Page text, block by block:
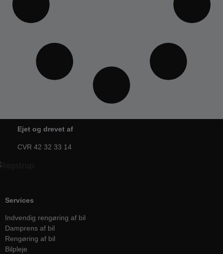
Ejet og drevet af
CVR 42 32 33 14
Services
Indvendig rengøring af bil
Damprens af bil
Rengøring af bil
Bilpleje